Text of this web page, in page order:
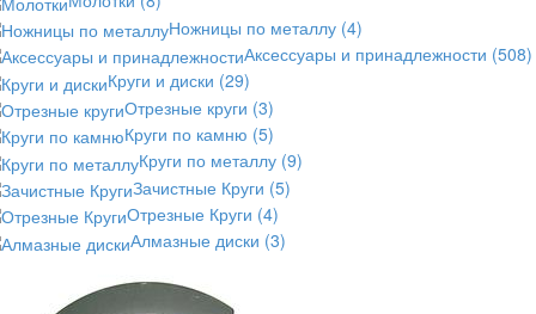
Ножницы по металлу (4)
Аксессуары и принадлежности (508)
Круги и диски (29)
Отрезные круги (3)
Круги по камню (5)
Круги по металлу (9)
Зачистные Круги (5)
Отрезные Круги (4)
Алмазные диски (3)